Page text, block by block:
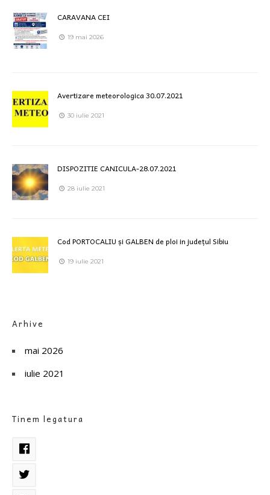
CARAVANA CEI
19 mai 2026
Avertizare meteorologica 30.07.2021
30 iulie 2021
DISPOZITIE CANICULA-28.07.2021
28 iulie 2021
Cod PORTOCALIU și GALBEN de ploi in județul Sibiu
19 iulie 2021
Arhive
mai 2026
iulie 2021
Tinem legatura